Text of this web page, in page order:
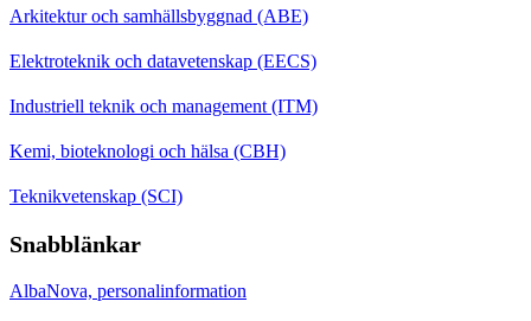
Arkitektur och samhällsbyggnad (ABE)
Elektroteknik och datavetenskap (EECS)
Industriell teknik och management (ITM)
Kemi, bioteknologi och hälsa (CBH)
Teknikvetenskap (SCI)
Snabblänkar
AlbaNova, personalinformation